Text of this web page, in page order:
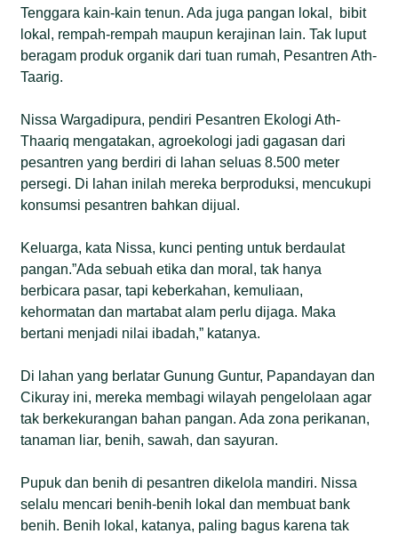
Tenggara kain-kain tenun. Ada juga pangan lokal, bibit
lokal, rempah-rempah maupun kerajinan lain. Tak luput
beragam produk organik dari tuan rumah, Pesantren Ath-
Taarig.
Nissa Wargadipura, pendiri Pesantren Ekologi Ath-
Thaariq mengatakan, agroekologi jadi gagasan dari
pesantren yang berdiri di lahan seluas 8.500 meter
persegi. Di lahan inilah mereka berproduksi, mencukupi
konsumsi pesantren bahkan dijual.
Keluarga, kata Nissa, kunci penting untuk berdaulat
pangan.”Ada sebuah etika dan moral, tak hanya
berbicara pasar, tapi keberkahan, kemuliaan,
kehormatan dan martabat alam perlu dijaga. Maka
bertani menjadi nilai ibadah,” katanya.
Di lahan yang berlatar Gunung Guntur, Papandayan dan
Cikuray ini, mereka membagi wilayah pengelolaan agar
tak berkekurangan bahan pangan. Ada zona perikanan,
tanaman liar, benih, sawah, dan sayuran.
Pupuk dan benih di pesantren dikelola mandiri. Nissa
selalu mencari benih-benih lokal dan membuat bank
benih. Benih lokal, katanya, paling bagus karena tak